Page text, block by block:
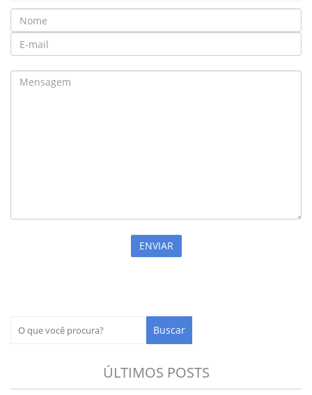
ÚLTIMOS POSTS